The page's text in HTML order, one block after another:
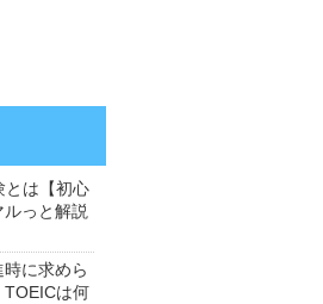
とは【初心
ルっと解説
に求めら
TOEICは何